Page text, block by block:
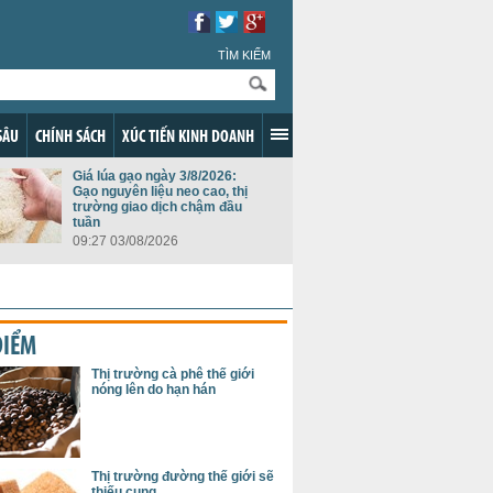
TÌM KIẾM
CHÍNH SÁCH XÚC TIẾN KINH DOANH
Giá lúa gạo ngày 3/8/2026:
Gạo nguyên liệu neo cao, thị
trường giao dịch chậm đầu
tuần
09:27 03/08/2026
Thị trường cà phê thế giới
nóng lên do hạn hán
Thị trường đường thế giới sẽ